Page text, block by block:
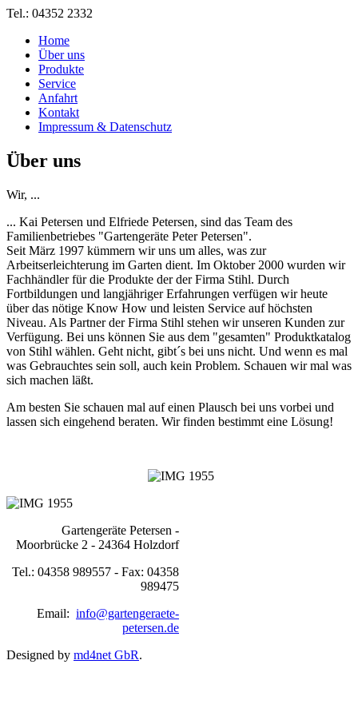
Tel.: 04352 2332
Home
Über uns
Produkte
Service
Anfahrt
Kontakt
Impressum & Datenschutz
Über uns
Wir, ...
... Kai Petersen und Elfriede Petersen, sind das Team des
Familienbetriebes "Gartengeräte Peter Petersen".
Seit März 1997 kümmern wir uns um alles, was zur
Arbeitserleichterung im Garten dient. Im Oktober 2000 wurden wir
Fachhändler für die Produkte der der Firma Stihl. Durch
Fortbildungen und langjähriger Erfahrungen verfügen wir heute
über das nötige Know How und leisten Service auf höchsten
Niveau. Als Partner der Firma Stihl stehen wir unseren Kunden zur
Verfügung. Bei uns können Sie aus dem "gesamten" Produktkatalog
von Stihl wählen. Geht nicht, gibt´s bei uns nicht. Und wenn es mal
was Gebrauchtes sein soll, auch kein Problem. Schauen wir mal was
sich machen läßt.
Am besten Sie schauen mal auf einen Plausch bei uns vorbei und
lassen sich eingehend beraten. Wir finden bestimmt eine Lösung!
Gartengeräte Petersen -
Moorbrücke 2 - 24364 Holzdorf
Tel.: 04358 989557 - Fax: 04358
989475
Email: info@gartengeraete-
petersen.de
Designed by md4net GbR.